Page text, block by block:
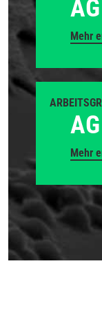
Mehr
Mehr
Previous
Next